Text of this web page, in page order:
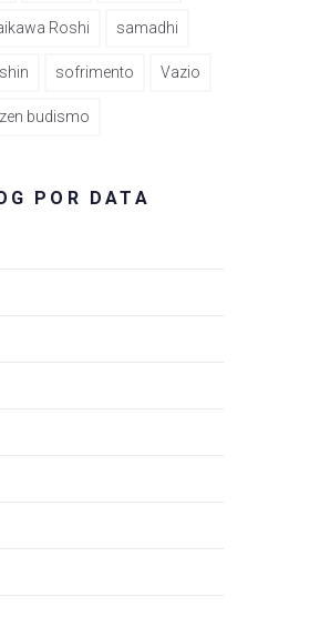
Roshi samadhi
sofrimento Vazio
zen budismo
POR DATA